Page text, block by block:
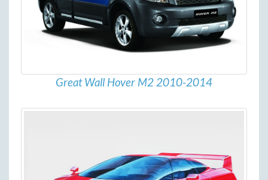
Great Wall Hover M2 2010-2014